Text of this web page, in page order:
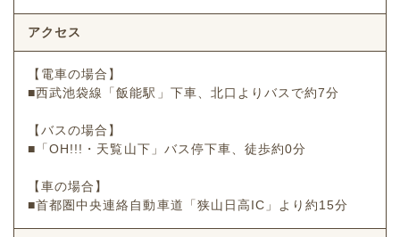
アクセス
【電車の場合】
■西武池袋線「飯能駅」下車、北口よりバスで約7分
【バスの場合】
■「OH!!!・天覧山下」バス停下車、徒歩約0分
【車の場合】
■首都圏中央連絡自動車道「狭山日高IC」より約15分